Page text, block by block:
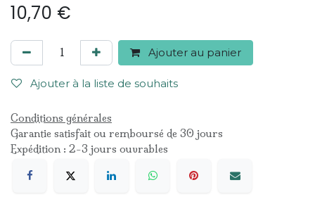
10,70 €
Ajouter au panier
Ajouter à la liste de souhaits
Conditions générales
Garantie satisfait ou remboursé de 30 jours
Expédition : 2-3 jours ouvrables